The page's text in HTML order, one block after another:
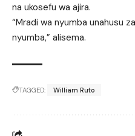
na ukosefu wa ajira.
“Mradi wa nyumba unahusu
nyumba,” alisema.
TAGGED: William Ruto